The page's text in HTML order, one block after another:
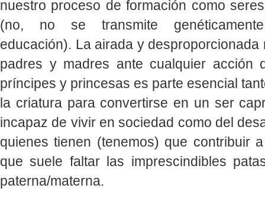
nuestro proceso de formación como
(no, no se transmite
educación). La airada y
padres y madres ante cualquier acción
príncipes y princesas es parte esencial
la criatura para convertirse en un ser
incapaz de vivir en sociedad como del
quienes tienen (tenemos) que contribuir
que suele faltar las imprescindibles
paterna/materna.